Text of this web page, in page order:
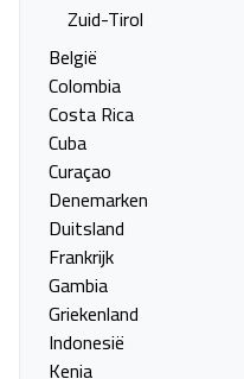
België
Colombia
Costa Rica
Cuba
Curaçao
Denemarken
Duitsland
Frankrijk
Gambia
Griekenland
Indonesië
Zuid-Tirol
Kenia
Hotel Kennedy
Veneto, Lido di Jesolo
08 sep. - 14 sep.
Vanafprijs p.p.
€ 574,00